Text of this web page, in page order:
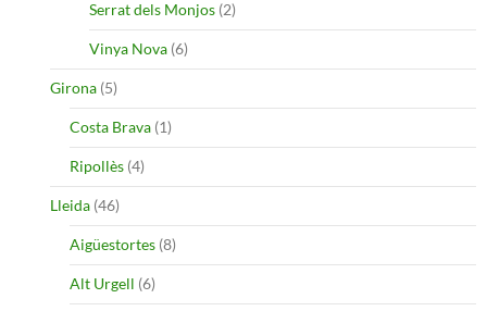
Serrat dels Monjos (2)
Vinya Nova (6)
Girona (5)
Costa Brava (1)
Ripollès (4)
Lleida (46)
Aigüestortes (8)
Alt Urgell (6)